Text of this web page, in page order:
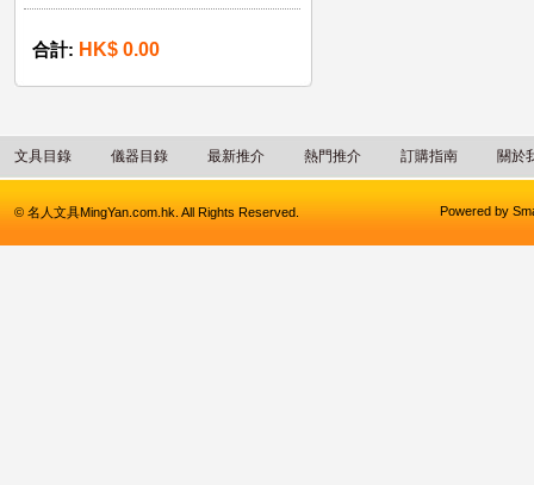
合計: HK$ 0.00
文具目錄 儀器目錄 最新推介 熱門推介 訂購指南 關於
© 名人文具MingYan.com.hk. All Rights Reserved. Powered by